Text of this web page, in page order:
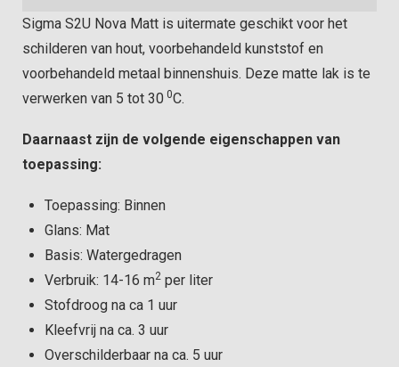
Sigma S2U Nova Matt is uitermate geschikt voor het
schilderen van hout, voorbehandeld kunststof en
voorbehandeld metaal binnenshuis. Deze matte lak is te
verwerken van 5 tot 30 0C.
Daarnaast zijn de volgende eigenschappen van
toepassing:
Toepassing: Binnen
Glans: Mat
Basis: Watergedragen
Verbruik: 14-16 m2 per liter
Stofdroog na ca 1 uur
Kleefvrij na ca. 3 uur
Overschilderbaar na ca. 5 uur